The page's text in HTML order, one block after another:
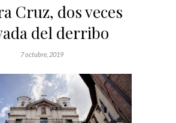
Cruz, dos veces
del derribo
7 octubre, 2019